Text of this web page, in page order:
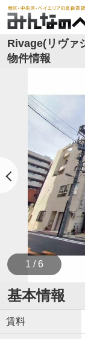
Rivage(リヴァ
物件情報
1 / 6
基本情報
賃料